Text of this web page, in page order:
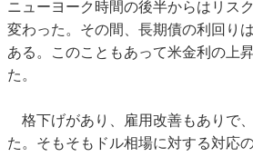
ニューヨーク時間の後半からはリス
変わった。その間、長期債の利回り
ある。このこともあって米金利の上
た。
格下げがあり、雇用改善もありで
た。そもそもドル相場に対する対応